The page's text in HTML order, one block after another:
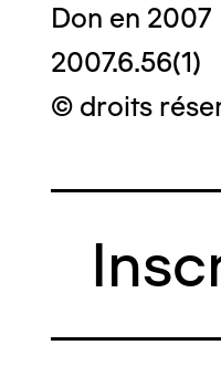
Don en 2007
2007.6.56(1)
© droits